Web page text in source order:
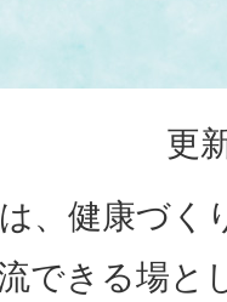
更
、健康づく
できる場と